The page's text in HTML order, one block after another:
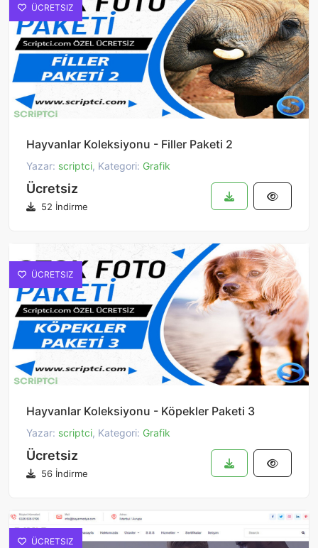
ÜCRETSIZ
Hayvanlar Koleksiyonu - Filler Paketi 2
Yazar: scriptci, Kategori: Grafik
Ücretsiz
52 İndirme
ÜCRETSIZ
Hayvanlar Koleksiyonu - Köpekler Paketi 3
Yazar: scriptci, Kategori: Grafik
Ücretsiz
56 İndirme
ÜCRETSIZ